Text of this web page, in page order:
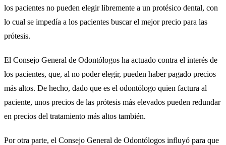
los pacientes no pueden elegir libremente a un protésico dental, con
lo cual se impedía a los pacientes buscar el mejor precio para las
prótesis.
El Consejo General de Odontólogos ha actuado contra el interés de
los pacientes, que, al no poder elegir, pueden haber pagado precios
más altos. De hecho, dado que es el odontólogo quien factura al
paciente, unos precios de las prótesis más elevados pueden redundar
en precios del tratamiento más altos también.
Por otra parte, el Consejo General de Odontólogos influyó para que